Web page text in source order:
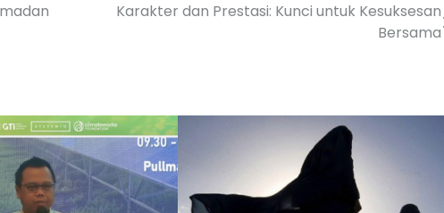
Karakter dan Prestasi: Kunci untuk Kesuksesan
Bersama